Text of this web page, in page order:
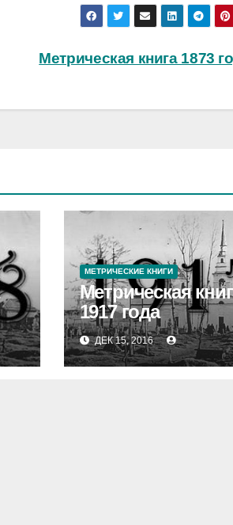
Метрическая книга 1873
МЕТРИЧЕСКИЕ КНИГИ
Метрическая
1917 года
ДЕК 15, 2016